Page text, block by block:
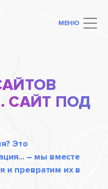
МЕНЮ
САЙТ ПОД
Это
– мы вместе
и превратим их в